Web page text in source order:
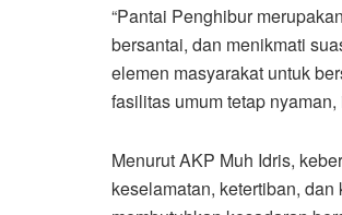
“Pantai Penghibur
bersantai, dan menikmati
elemen masyarakat untuk
fasilitas umum tetap
Menurut AKP Muh Idris,
keselamatan, ketertiban,